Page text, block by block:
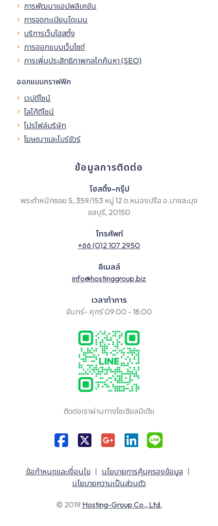
การพัฒนาแอปพลิเคชัน
การจดทะเบียนโดเมน
บริการเว็บโฮสติ้ง
การออกแบบเว็บไซต์
การเพิ่มประสิทธิภาพกลไกค้นหา (SEO)
ออกแบบกราฟฟิค
เวปดีไซน์
โลโก้ดีไซน์
โปรไฟล์บริษัท
โฆษณาและโบร์ชัวร์
ข้อมูลการติดต่อ
โฮสติ้ง-กรุ๊ป
พระตำหนักซอย 5, 359/153 หมู่ 12 ต.หนองปรือ อ.บางละมุง
ชลบุรี, 20150
โทรศัพท์
+66 (0)2 107 2950
อีเมลล์
info@hostinggroup.biz
เวลาทำการ
จันทร์- ศุกร์ 09:00 - 18:00
ติดต่อเราผ่านทางโซเชียลมีเดีย
ข้อกำหนดและเงื่อนไข | นโยบายการคุ้มครองข้อมูล |
นโยบายความเป็นส่วนตัว
© 2019 Hosting-Group Co., Ltd.